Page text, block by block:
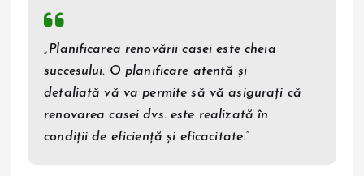
„Planificarea renovării casei este cheia
succesului. O planificare atentă și
detaliată vă va permite să vă asigurați că
renovarea casei dvs. este realizată în
condiții de eficiență și eficacitate.”